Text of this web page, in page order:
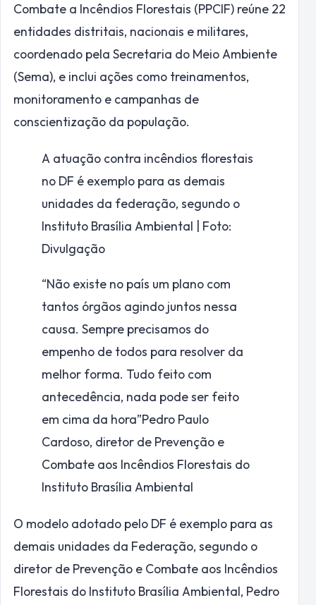
Combate a Incêndios Florestais (PPCIF) reúne 22
entidades distritais, nacionais e militares,
coordenado pela Secretaria do Meio Ambiente
(Sema), e inclui ações como treinamentos,
monitoramento e campanhas de
conscientização da população.
A atuação contra incêndios florestais
no DF é exemplo para as demais
unidades da federação, segundo o
Instituto Brasília Ambiental | Foto:
Divulgação
“Não existe no país um plano com
tantos órgãos agindo juntos nessa
causa. Sempre precisamos do
empenho de todos para resolver da
melhor forma. Tudo feito com
antecedência, nada pode ser feito
em cima da hora”Pedro Paulo
Cardoso, diretor de Prevenção e
Combate aos Incêndios Florestais do
Instituto Brasília Ambiental
O modelo adotado pelo DF é exemplo para as
demais unidades da Federação, segundo o
diretor de Prevenção e Combate aos Incêndios
Florestais do Instituto Brasília Ambiental, Pedro